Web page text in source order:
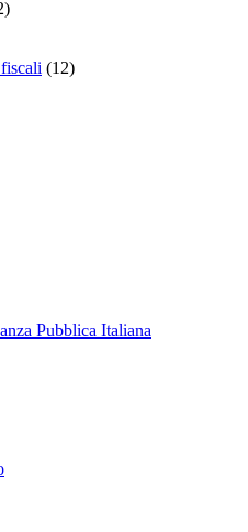
(12)
Pubblica Italiana